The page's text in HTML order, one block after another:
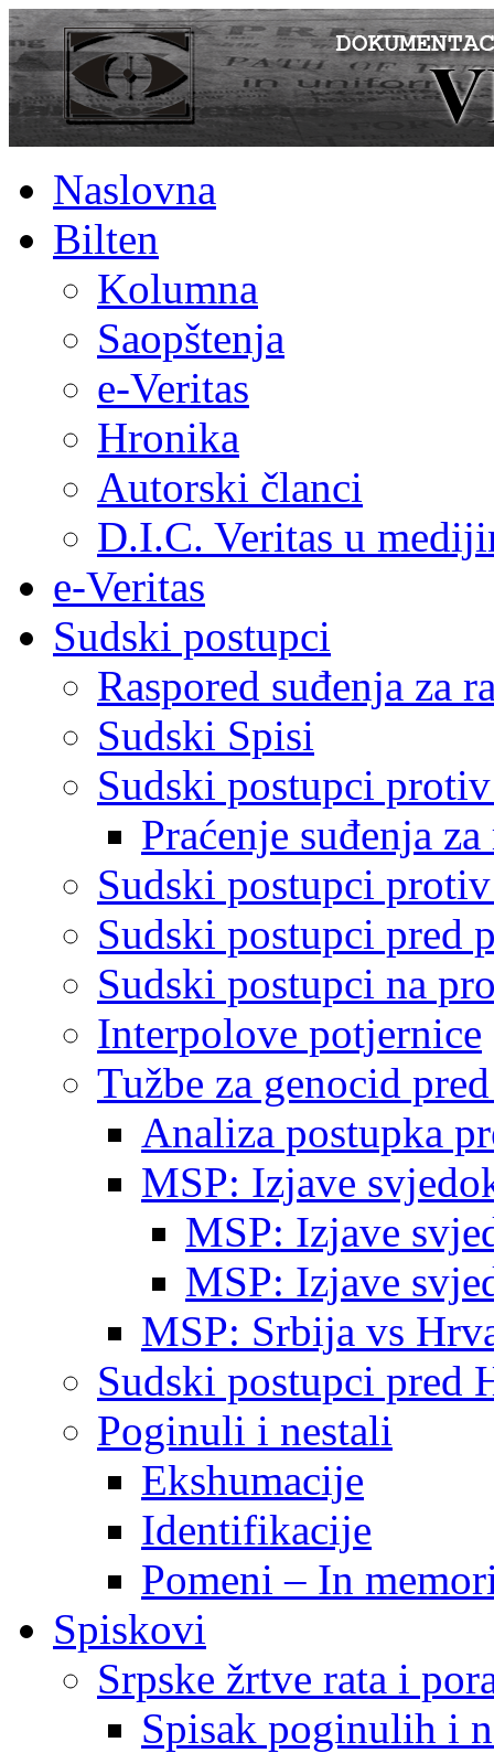
Naslovna
Bilten
Kolumna
Saopštenja
e-Veritas
Hronika
Autorski članci
D.I.C. Veritas u
e-Veritas
Sudski postupci
Raspored suđenja za
Sudski Spisi
Sudski postupci
Praćenje suđenja
Sudski postupci
Sudski postupci pred
Sudski postupci na
Interpolove potjernice
Tužbe za genocid
Analiza postupka
MSP: Izjave
MSP: Izjave
MSP: Izjave
MSP: Srbija vs
Sudski postupci pred
Poginuli i nestali
Ekshumacije
Identifikacije
Pomeni – In
Spiskovi
Srpske žrtve rata i
Spisak poginulih i